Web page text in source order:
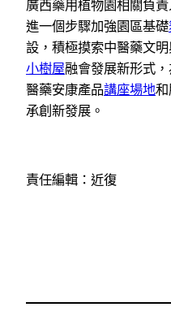
廣西藥用植物園相關負
進一個步驟加強園區基礎
設，積極摸索中醫藥文
小樹屋融會發展新形式
醫藥安康產品講座場地
承創新發展。
責任編輯：近復